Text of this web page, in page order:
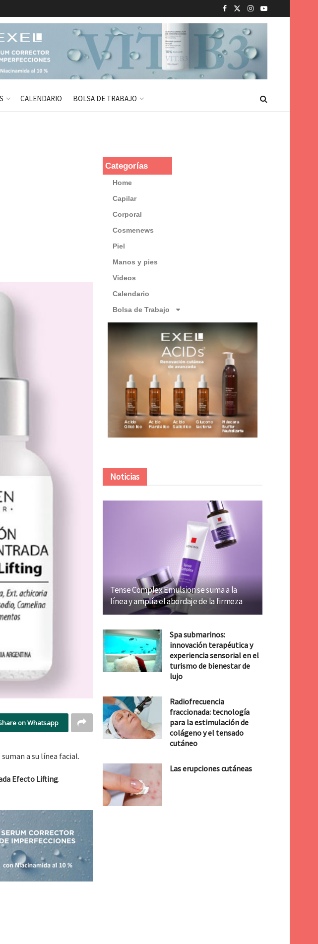
CALENDARIO BOLSA DE TRABAJO
on Whatsapp
a su línea facial.
Efecto Lifting.
Categorías
Home
Capilar
Corporal
Cosmenews
Piel
Manos y pies
Videos
Calendario
Bolsa de Trabajo
Noticias
Tense Complex Emulsion se suma a la
línea y amplía el abordaje de la firmeza
Spa submarinos:
innovación terapéutica y
experiencia sensorial en el
turismo de bienestar de
lujo
Radiofrecuencia
fraccionada: tecnología
para la estimulación de
colágeno y el tensado
cutáneo
Las erupciones cutáneas